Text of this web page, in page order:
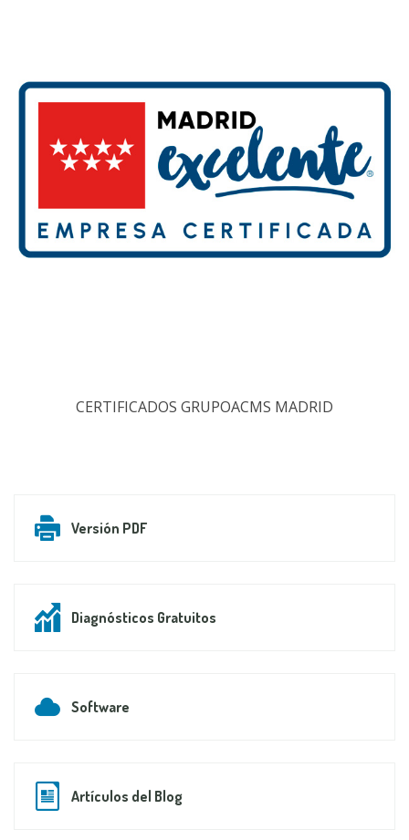
CERTIFICADOS GRUPOACMS MADRID
Versión PDF
Diagnósticos Gratuitos
Software
Artículos del Blog